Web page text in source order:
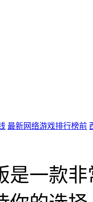
最新网络游戏排行榜前
是一款